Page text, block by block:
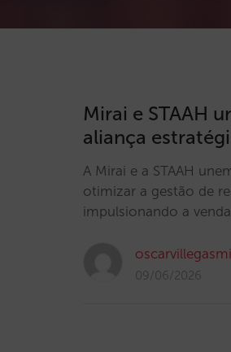
Mirai e STAAH
aliança
A Mirai e a STAAH
otimizar a gestão de
impulsionando a
09/06/2026